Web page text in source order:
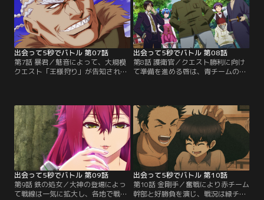
チーム」に属しているという。プロ
グラムクリアの糸口を探る啓は、緑
チームの陣地を訪れチームリーダー
の白鷺と対面する。【提供：バンダ
イチャンネル】
の偵察に訪れていた。能力を隠すた
めその場から離脱を図る白鷺たちに
対して、黒岩は残酷な策を講ず
る……。【提供：バンダイチャンネ
ル】
出会って5秒でバトル 第07話
第7話 暴君／魅音によって、大規模
クエスト「王様狩り」が告知され
各々の陣営が来たるべき戦いに向け
て準備を進める中で、啓の「本当の
能力」に気づいた“ある人物”が動き
出す……。【提供：バンダイチャン
ネル】
出会って5秒でバトル 第08話
第8話 護衛官／クエスト勝利に向け
て準備を進める啓は、青チームのリ
して最前線に現れ、圧倒的な暴力で
戦場を支配していく。【提供：バン
ダイチャンネル】
出会って5秒でバトル 第09話
第9話 鉄の処女／大神の登場によっ
て戦線は一気に拡大し、各地で戦端
出会って5秒でバトル 第10話
第10話 金剛手／奮戦により赤チーム
幹部と好勝負を演じ、戦況は緑チー